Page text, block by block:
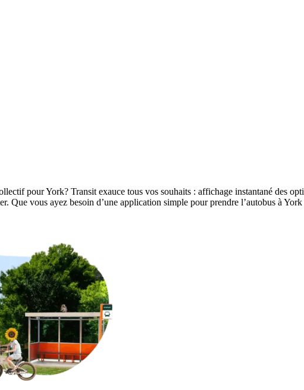
pour York? Transit exauce tous vos souhaits : affichage instantané des
Que vous ayez besoin d’une application simple pour prendre l’autobus à